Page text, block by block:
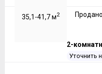
35,1-41,7 м2 Продано
2-
Уточнить